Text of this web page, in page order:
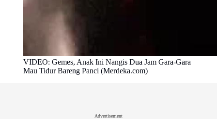
VIDEO: Gemes, Anak Ini Nangis Dua Jam Gara-Gara
Mau Tidur Bareng Panci (Merdeka.com)
Advertisement